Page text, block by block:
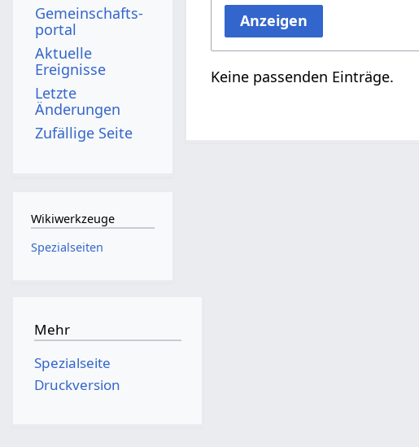
Anzeigen
Keine passenden Einträge.
Gemeinschafts­
portal
Aktuelle
Ereignisse
Letzte
Änderungen
Zufällige Seite
Wikiwerkzeuge
Spezialseiten
Mehr
Spezialseite
Druckversion